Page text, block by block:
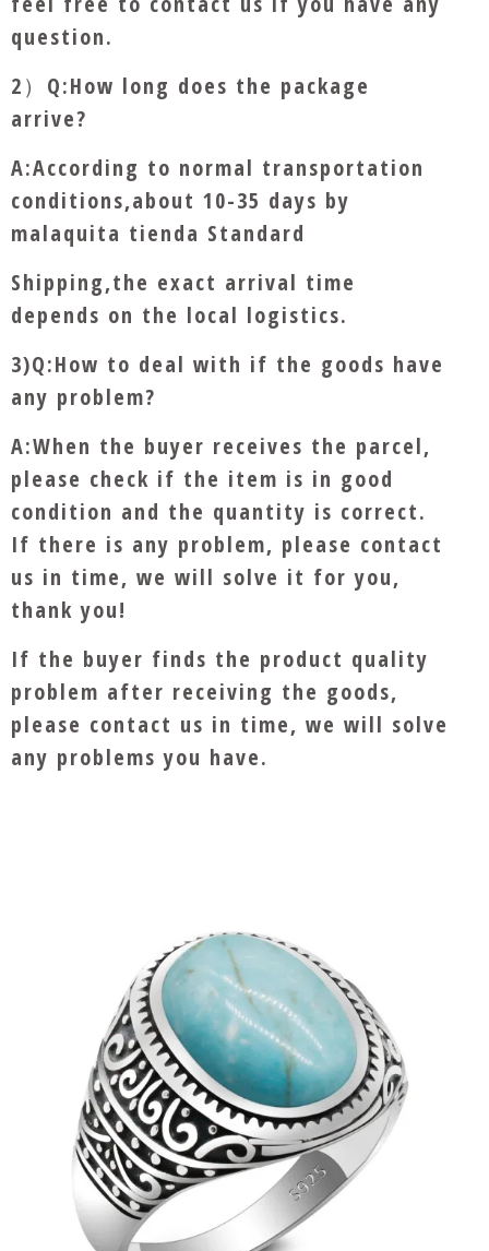
question.
2）Q:How long does the package
arrive?
A:According to normal transportation
conditions,about 10-35 days by
malaquita tienda Standard
Shipping,the exact arrival time
depends on the local logistics.
3)Q:How to deal with if the goods have
any problem?
A:When the buyer receives the parcel,
please check if the item is in good
condition and the quantity is correct.
If there is any problem, please contact
us in time, we will solve it for you,
thank you!
If the buyer finds the product quality
problem after receiving the goods,
please contact us in time, we will solve
any problems you have.